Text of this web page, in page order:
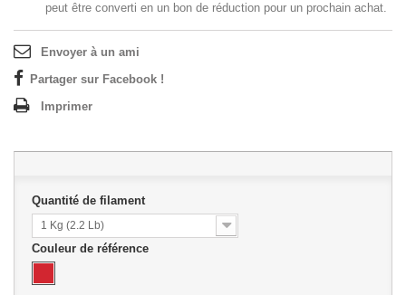
peut être converti en un bon de réduction pour un prochain achat.
Envoyer à un ami
Partager sur Facebook !
Imprimer
Quantité de filament
1 Kg (2.2 Lb)
Couleur de référence